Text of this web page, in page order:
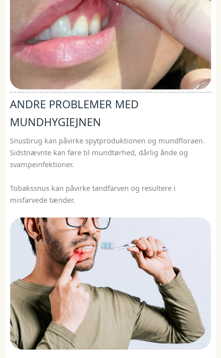
ANDRE PROBLEMER MED
MUNDHYGIEJNEN
Snusbrug kan påvirke spytproduktionen og mundfloraen.
Sidstnævnte kan føre til mundtørhed, dårlig ånde og
svampeinfektioner.
Tobakssnus kan påvirke tandfarven og resultere i
misfarvede tænder.